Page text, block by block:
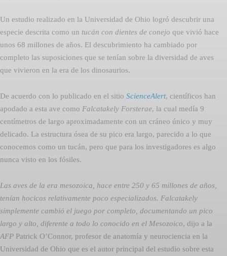
Un estudio realizado en la Universidad de Ohio logró descubrir una
especie descrita como un tucán con dientes de conejo que vivió hace
unos 68 millones de años. El descubrimiento ha cambiado por
completo las suposiciones que se tenían sobre la diversidad de aves
que vivieron en la era de los dinosaurios.
De acuerdo con lo publicado en el sitio ScienceAlert, científicos han
apodado a esta ave como Falcatakely Forsterae, la cual medía 9
centímetros de largo aproximadamente con un cráneo único y muy
delicado. La estructura ósea de su pico era largo, parecido a lo que
conocemos como un tucán, pero que para los investigadores es algo
nunca visto en los fósiles.
Las aves de la era mesozoica, hace entre 250 y 65 millones de años,
tenían hocicos relativamente poco especializados. Falcatakely
simplemente cambió el juego por completo, documentando un pico
largo y alto, diferente a todo lo conocido en el Mesozoico, dijo a la
AFP Patrick O’Connor, profesor de anatomía y neurociencia en la
Universidad de Ohio que es el autor principal del estudio sobre esta